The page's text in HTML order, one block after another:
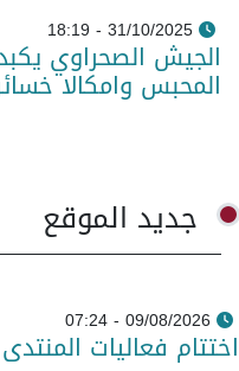
31/10/2025 - 18:19
الجيش الصحراوي
المحبس وامكالا
جديد الموقع
09/08/2026 - 07:24
اختتام فعاليات